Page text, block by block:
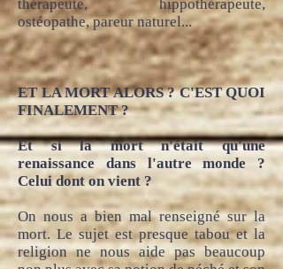
thérapeute, hippothérapeute,
ostéopathe, pareur naturel...
ET LA MORT ALORS ? C'EST QUOI
FINALEMENT ?
Et si la mort n'était qu'une
renaissance dans l'autre monde ?
Celui dont on vient ?
On nous a bien mal renseigné sur la
mort. Le sujet est presque tabou et la
religion ne nous aide pas beaucoup